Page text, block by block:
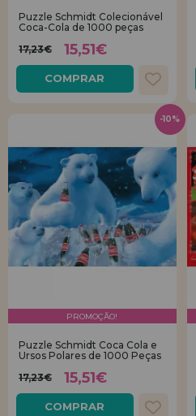
REGISTRO DE
Puzzle Schmidt Colecionável
Coca-Cola de 1000 peças
17,23€
15,51€
COMPRAR
PROMOÇÃO!
Puzzle Schmidt Coca Cola e
Ursos Polares de 1000 Peças
17,23€
15,51€
COMPRAR
-10%